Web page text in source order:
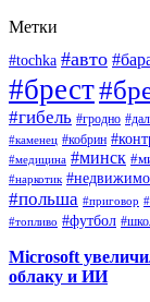
Метки
#tochka #авто
#брест
#гибель #гродно
#каменец #кобрин
#медицина #минск
#наркотик
#польша #приговор
#топливо #футбол
Microsoft
облаку и ИИ